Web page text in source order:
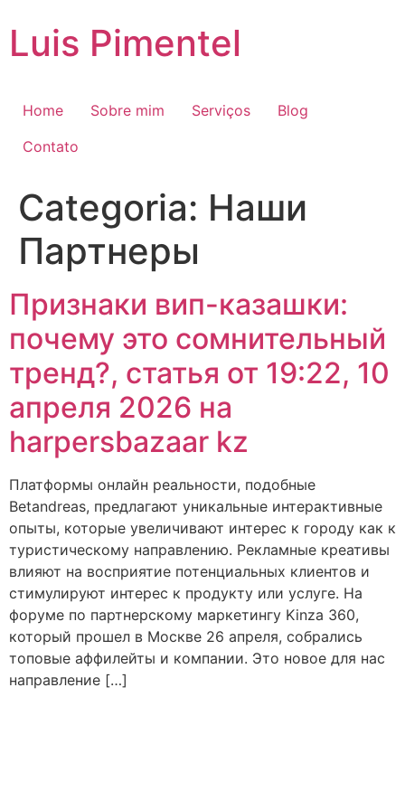
paraLuis Pimentel
Home Sobre mim Serviços
Blog
Contato
Categoria: Наши
Партнеры
Признаки вип-казашки:
почему это сомнительный
тренд?, статья от 19:22, 10
апреля 2026 на
harpersbazaar kz
Платформы онлайн реальности, подобные
Betandreas, предлагают уникальные интерактивные
опыты, которые увеличивают интерес к городу как к
туристическому направлению. Рекламные креативы
влияют на восприятие потенциальных клиентов и
стимулируют интерес к продукту или услуге. На
форуме по партнерскому маркетингу Kinza 360,
который прошел в Москве 26 апреля, собрались
топовые аффилейты и компании. Это новое для нас
направление […]